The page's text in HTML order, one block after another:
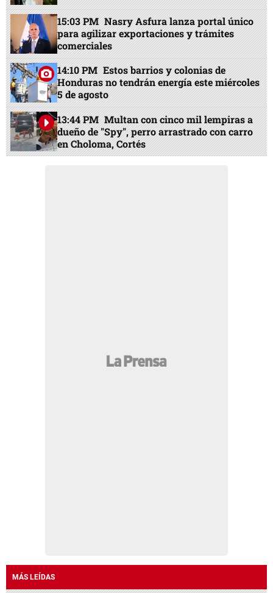
15:03 PM Nasry Asfura lanza portal único
para agilizar exportaciones y trámites
comerciales
14:10 PM Estos barrios y colonias de
Honduras no tendrán energía este miércoles
5 de agosto
13:44 PM Multan con cinco mil lempiras a
dueño de "Spy", perro arrastrado con carro
en Choloma, Cortés
MÁS LEÍDAS